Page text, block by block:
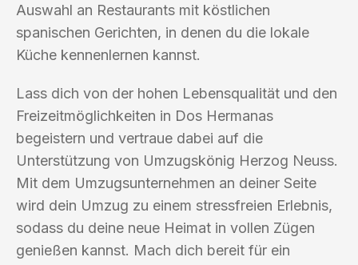
Auswahl an Restaurants mit köstlichen
spanischen Gerichten, in denen du die lokale
Küche kennenlernen kannst.
Lass dich von der hohen Lebensqualität und den
Freizeitmöglichkeiten in Dos Hermanas
begeistern und vertraue dabei auf die
Unterstützung von Umzugskönig Herzog Neuss.
Mit dem Umzugsunternehmen an deiner Seite
wird dein Umzug zu einem stressfreien Erlebnis,
sodass du deine neue Heimat in vollen Zügen
genießen kannst. Mach dich bereit für ein